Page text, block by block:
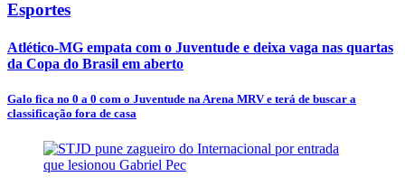
Esportes
Atlético-MG empata com o Juventude e deixa vaga nas quartas
da Copa do Brasil em aberto
Galo fica no 0 a 0 com o Juventude na Arena MRV e terá de buscar a
classificação fora de casa